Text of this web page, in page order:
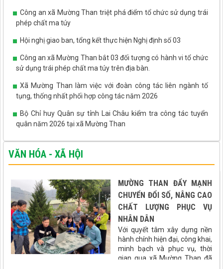
Công an xã Mường Than triệt phá điểm tổ chức sử dụng trái
phép chất ma túy
Hội nghị giao ban, tổng kết thực hiện Nghị định số 03
Công an xã Mường Than bắt 03 đối tượng có hành vi tổ chức
sử dụng trái phép chất ma túy trên địa bàn.
Xã Mường Than làm việc với đoàn công tác liên ngành tố
tụng, thống nhất phối hợp công tác năm 2026
Bộ Chỉ huy Quân sự tỉnh Lai Châu kiểm tra công tác tuyển
quân năm 2026 tại xã Mường Than
VĂN HÓA - XÃ HỘI
MƯỜNG THAN ĐẨY MẠNH
CHUYỂN ĐỔI SỐ, NÂNG CAO
CHẤT LƯỢNG PHỤC VỤ
NHÂN DÂN
Với quyết tâm xây dựng nền
hành chính hiện đại, công khai,
minh bạch và phục vụ, thời
gian qua xã Mường Than đã